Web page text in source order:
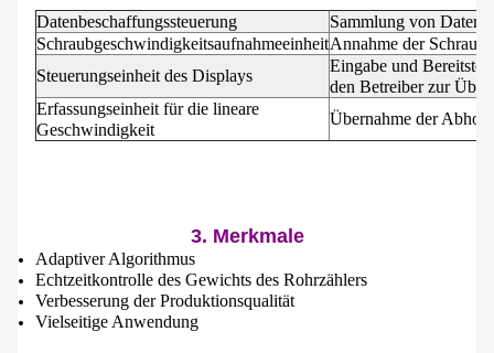
EINREICHUNGEN
Datenbeschaffungssteuerung
Sammlung von Daten
SchraubgeschwindigkeitsaufnahmeeinheitAnnahme der
Steuerungseinheit des Displays
Eingabe und
den Betreiber zur
Erfassungseinheit für die lineare
Geschwindigkeit
Übernahme der
3. Merkmale
Adaptiver Algorithmus
Echtzeitkontrolle des Gewichts des Rohrzählers
Verbesserung der Produktionsqualität
Vielseitige Anwendung